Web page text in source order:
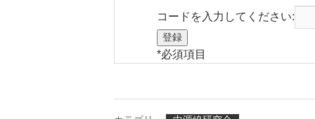
コードを入力してください:
*必須項目